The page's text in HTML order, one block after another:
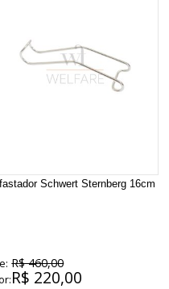
Schwert Sternberg 16cm
R$ 460,00
R$ 220,00